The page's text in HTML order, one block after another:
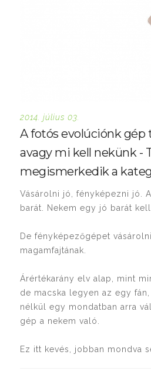
2014. július 03.
A fotós evolúciónk gép
avagy mi kell nekünk -
megismerkedik a
Vásárolni jó, fényképezni jó.
barát. Nekem egy jó barát kell.
De fényképezőgépet
magamfajtának.
Árértékarány elv alap, mint
de macska legyen az egy
nélkül egy mondatban arra
gép a nekem való.
Ez itt kevés, jobban mondva